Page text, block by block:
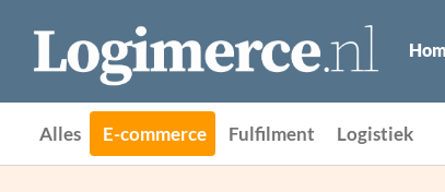
Alles E-commerce Fulfilment Logistiek